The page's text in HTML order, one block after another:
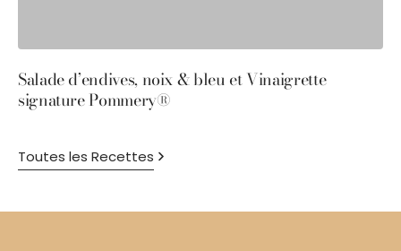
Toutes les Recettes
Salade d’endives, noix & bleu et Vinaigrette
signature Pommery®